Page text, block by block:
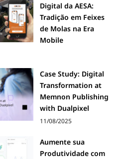
Digital da AESA:
Tradição em Feixes
de Molas na Era
Mobile
Case Study: Digital
Transformation at
Memnon Publishing
with Dualpixel
11/08/2025
Aumente sua
Produtividade com